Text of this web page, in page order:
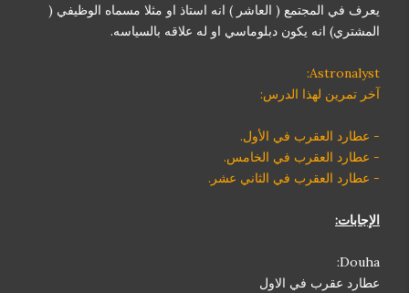
يعرف في المجتمع ( العاشر ) انه استاذ او مثلا مسماه الوظيفي (
المشتري) انه يكون دبلوماسي او له علاقه بالسياسه.
Astronalyst:
آخر تمرين لهذا الدرس:
- عطارد العقرب في الأول.
- عطارد العقرب في الخامس.
- عطارد العقرب في الثاني عشر.
الإجابات:
Douha:
عطارد عقرب في الاول